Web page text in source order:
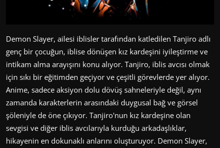
Demon Slayer, ailesi iblisler tarafından katledilen Tanjiro adlı
genç bir çocuğun, iblise dönüşen kız kardeşini iyileştirme ve
intikam alma arayışını konu alıyor. Tanjiro, iblis avcısı olmak
için sıkı bir eğitimden geçiyor ve çeşitli görevlerde yer alıyor.
Anime, sadece aksiyon dolu dövüş sahneleriyle değil, aynı
zamanda karakterlerin arasındaki duygusal bağ ve görsel
şöleniyle de öne çıkıyor. Tanjiro'nun kız kardeşine olan
sevgisi ve diğer iblis avcılarıyla kurduğu arkadaşlıklar,
hikayenin en dokunaklı anlarını oluşturuyor. Demon Slayer,